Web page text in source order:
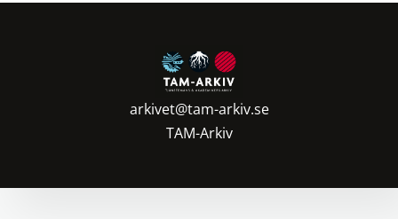
arkivet@tam-arkiv.se
TAM-Arkiv